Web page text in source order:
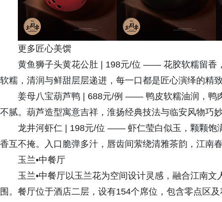
更多匠心美馔
黄鱼狮子头黄花公肚 | 198元/位 —— 花胶软糯留香
软糯，清润与鲜甜层层递进，每一口都是匠心演绎的精
姜母八宝葫芦鸭 | 688元/例 —— 鸭皮软糯油润，鸭
不腻。葫芦造型寓意吉祥，淮扬经典技法与临安风物巧
龙井河虾仁 | 198元/位 —— 虾仁莹白似玉，颗颗饱
香互不掩。入口脆弹多汁，唇齿间萦绕清雅茶韵，江南
玉兰•中餐厅
玉兰•中餐厅以玉兰花为空间设计灵感，融合江南
围。餐厅位于酒店二层，设有154个席位，包含零点区